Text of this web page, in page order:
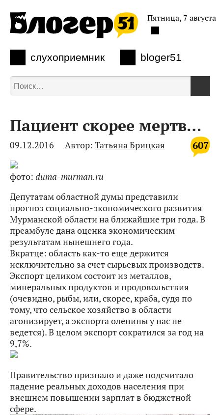
слухоприемник bloger51
Пятница, 7 августа
Пациент скорее мертв…
607
09.12.2016 Автор: Татьяна Брицкая
фото: duma-murman.ru
Депутатам областной думы представили
прогноз социально-экономического развития
Мурманской области на ближайшие три года. В
преамбуле дана оценка экономическим
результатам нынешнего года.
Вкратце: область как-то еще держится
исключительно за счет сырьевых производств.
Экспорт целиком состоит из металлов,
минеральных продуктов и продовольствия
(очевидно, рыбы, или, скорее, краба, судя по
тому, что сельское хозяйство в области
агонизирует, а экспорта оленины у нас не
ведется). В целом экспорт сократился за год на
9,7%.
Правительство признало и даже подсчитало
падение реальных доходов населения при
внешнем повышении зарплат в бюджетной
сфере.